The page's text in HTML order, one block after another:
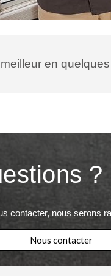
en
?
contacter, nous serons
Nous contacter